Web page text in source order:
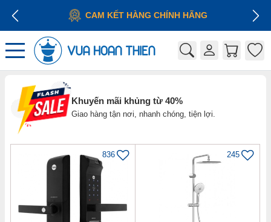
CAM KẾT HÀNG CHÍNH HÃNG
Khuyến mãi khủng từ 40%
Giao hàng tận nơi, nhanh chóng, tiện lợi.
836 245